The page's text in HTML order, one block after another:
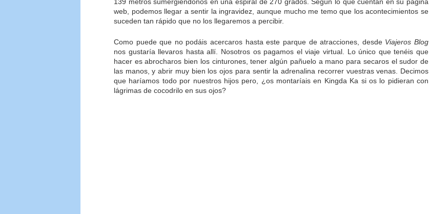
139 metros sumergiéndonos en una espiral de 270 grados. Según lo que cuentan en su página
web, podemos llegar a sentir la ingravidez, aunque mucho me temo que los acontecimientos se
suceden tan rápido que no los llegaremos a percibir.
Como puede que no podáis acercaros hasta este parque de atracciones, desde Viajeros Blog
nos gustaría llevaros hasta allí. Nosotros os pagamos el viaje virtual. Lo único que tenéis que
hacer es abrocharos bien los cinturones, tener algún pañuelo a mano para secaros el sudor de
las manos, y abrir muy bien los ojos para sentir la adrenalina recorrer vuestras venas. Decimos
que haríamos todo por nuestros hijos pero, ¿os montaríais en Kingda Ka si os lo pidieran con
lágrimas de cocodrilo en sus ojos?